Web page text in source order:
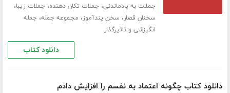
جملات به یادماندنی، جملات تکان دهنده، جملات زیبا،
سخنان قصار، سخن پندآموز، مجموعه جمله، جمله
انگیزشی و تاثیرگذار
دانلود کتاب
دانلود کتاب چگونه اعتماد به نفسم را افزایش دادم